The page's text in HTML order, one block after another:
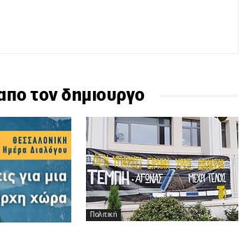
τον δημιουργο
Πολιτική